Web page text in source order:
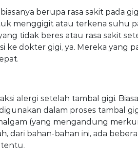
berupa rasa sakit pada
menggigit atau terkena suhu
tidak beres atau rasa sakit
ke dokter gigi, ya. Mereka yang
alergi setelah tambal gigi.
dalam proses tambal
(yang mengandung
dari bahan-bahan ini, ada